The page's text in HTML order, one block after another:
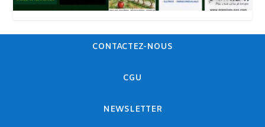
CONTACTEZ-NOUS
CGU
NEWSLETTER